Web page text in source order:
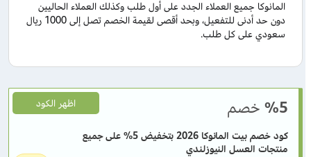
المانوكا جميع العملاء الجدد على أول طلب وكذلك العملاء الحاليين
دون حد أدنى للتفعيل، وبحد أقصى لقيمة الخصم تصل إلى 1000 ريال
سعودي على كل طلب.
%5 خصم
كود خصم بيت المانوكا 2026 بتخفيض 5% على جميع
منتجات العسل النيوزلندي
اظهر الكود